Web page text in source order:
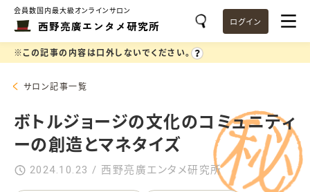
会員数国内最大級オンラインサロン
西野亮廣エンタメ研究所 ログイン
※この記事の内容は口外しないでください。
サロン記事一覧
ボトルジョージの文化のコミュニティ
ーの創造とマネタイズ
2024.10.23 / 西野亮廣エンタメ研究所